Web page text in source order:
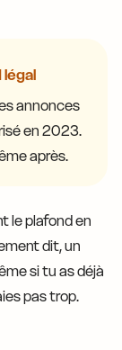
légal
annonces
en 2023.
après.
le plafond en
dit, un
si tu as déjà
pas trop.